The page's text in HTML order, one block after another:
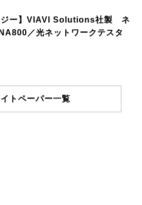
ジー】VIAVI Solutions社製 ネ
／光ネットワークテスタ
トペーパー一覧